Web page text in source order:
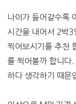
나이가 들어갈수록
시간을 내어서 2박
찍어보시기를 추천
를 찍어볼까 합니다
하다 생각하기 때문